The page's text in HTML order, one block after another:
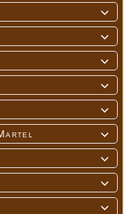








